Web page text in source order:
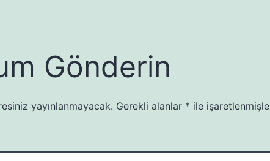
Gönderin
yayınlanmayacak. Gerekli alanlar * ile